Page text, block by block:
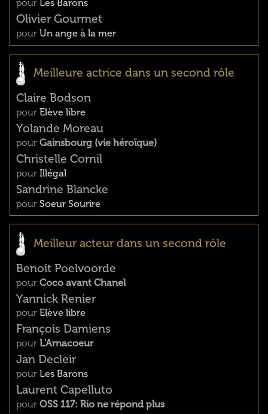
pour Les Barons
Olivier Gourmet
pour Un ange à la mer
Meilleure actrice dans un second rôle
Claire Bodson
pour Elève libre
Yolande Moreau
pour Gainsbourg (vie héroïque)
Christelle Cornil
pour Illégal
Sandrine Blancke
pour Soeur Sourire
Meilleur acteur dans un second rôle
Benoît Poelvoorde
pour Coco avant Chanel
Yannick Renier
pour Elève libre
François Damiens
pour L'Arnacoeur
Jan Decleir
pour Les Barons
Laurent Capelluto
pour OSS 117: Rio ne répond plus